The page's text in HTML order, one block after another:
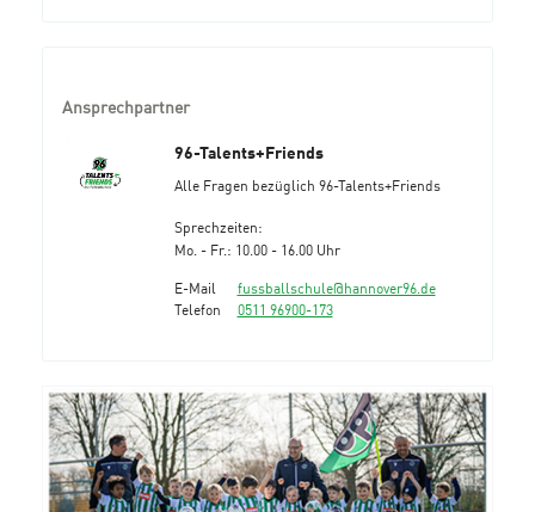
Ansprechpartner
96-Talents+Friends
Alle Fragen bezüglich 96-Talents+Friends
Sprechzeiten:
Mo. - Fr.: 10.00 - 16.00 Uhr
E-Mail
fussballschule@hannover96.de
Telefon
0511 96900-173